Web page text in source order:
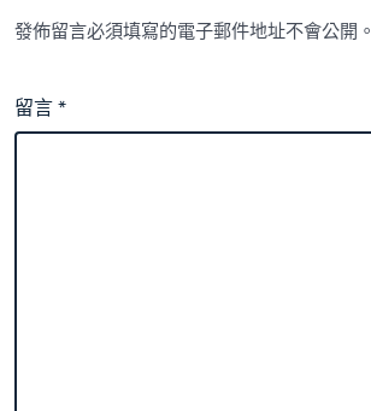
發佈留言必須填寫的電子郵件地址不會公開。
留言*